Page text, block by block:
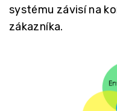
systému závisí na
zákazníka.